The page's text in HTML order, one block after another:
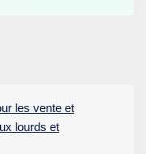
les vente et
lourds et